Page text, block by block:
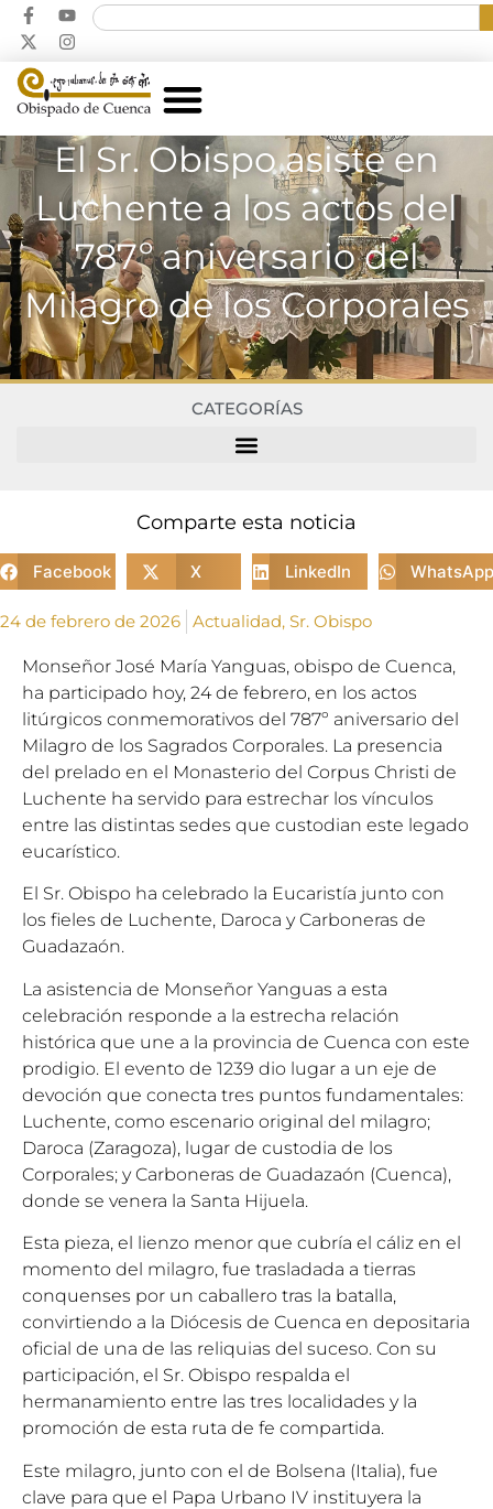
El Sr. Obispo asiste en
Luchente a los actos del
787º aniversario del
Milagro de los Corporales
CATEGORÍAS
Comparte esta noticia
Facebook X LinkedIn WhatsApp
24 de febrero de 2026 Actualidad, Sr. Obispo
Monseñor José María Yanguas, obispo de Cuenca,
ha participado hoy, 24 de febrero, en los actos
litúrgicos conmemorativos del 787º aniversario del
Milagro de los Sagrados Corporales. La presencia
del prelado en el Monasterio del Corpus Christi de
Luchente ha servido para estrechar los vínculos
entre las distintas sedes que custodian este legado
eucarístico.
El Sr. Obispo ha celebrado la Eucaristía junto con
los fieles de Luchente, Daroca y Carboneras de
Guadazaón.
La asistencia de Monseñor Yanguas a esta
celebración responde a la estrecha relación
histórica que une a la provincia de Cuenca con este
prodigio. El evento de 1239 dio lugar a un eje de
devoción que conecta tres puntos fundamentales:
Luchente, como escenario original del milagro;
Daroca (Zaragoza), lugar de custodia de los
Corporales; y Carboneras de Guadazaón (Cuenca),
donde se venera la Santa Hijuela.
Esta pieza, el lienzo menor que cubría el cáliz en el
momento del milagro, fue trasladada a tierras
conquenses por un caballero tras la batalla,
convirtiendo a la Diócesis de Cuenca en depositaria
oficial de una de las reliquias del suceso. Con su
participación, el Sr. Obispo respalda el
hermanamiento entre las tres localidades y la
promoción de esta ruta de fe compartida.
Este milagro, junto con el de Bolsena (Italia), fue
clave para que el Papa Urbano IV instituyera la